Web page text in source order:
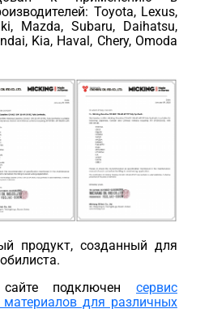
Toyota, Lexus,
Mazda, Subaru, Daihatsu,
Kia, Haval, Chery, Omoda
продукт, созданный для
подключен сервис
для различных